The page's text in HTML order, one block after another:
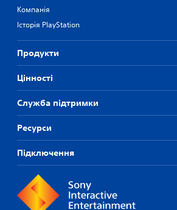
Компанія
Історія PlayStation
Продукти
Цiнностi
Служба підтримки
Ресурси
Підключення